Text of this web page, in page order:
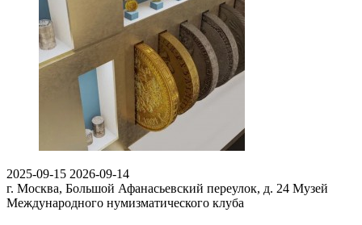
2025-09-15 2026-09-14
г. Москва, Большой Афанасьевский переулок, д. 24 Музей
Международного нумизматического клуба